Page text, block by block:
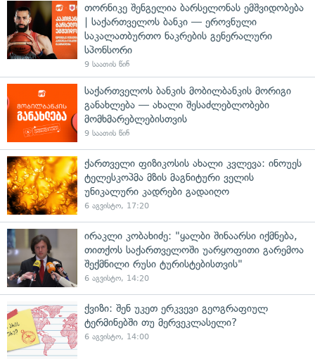
თორნიკე შენგელია ბარსელონას ემშვიდობება
| საქართველოს ბანკი — ეროვნული
საკალათბურთო ნაკრების გენერალური
სპონსორი
9 საათის წინ
საქართველოს ბანკის მობილბანკის მორიგი
განახლება — ახალი შესაძლებლობები
მომხმარებლებისთვის
9 საათის წინ
ქართველი ფიზიკოსის ახალი კვლევა: ინოუეს
ტელესკოპმა მზის მაგნიტური ველის
უნიკალური კადრები გადაიღო
6 აგვისტო, 17:20
ირაკლი კობახიძე: "ყალბი შინაარსი იქმნება,
თითქოს საქართველოში უარყოფითი გარემოა
შექმნილი რუსი ტურისტებისთვის"
6 აგვისტო, 14:20
ქვიზი: შენ უკეთ ერკვევი გეოგრაფიულ
ტერმინებში თუ მერვეკლასელი?
6 აგვისტო, 14:00